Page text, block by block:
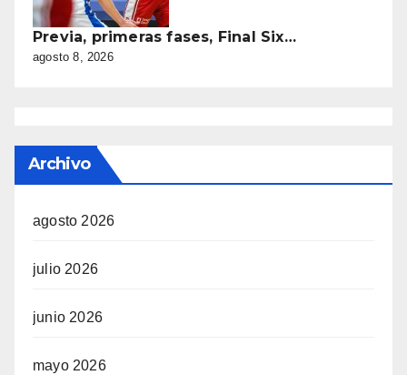
Previa, primeras fases, Final Six…
agosto 8, 2026
Archivo
agosto 2026
julio 2026
junio 2026
mayo 2026